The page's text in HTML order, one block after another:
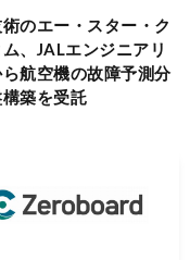
のエー・スター・ク
、JALエンジニアリ
航空機の故障予測分
築を受託